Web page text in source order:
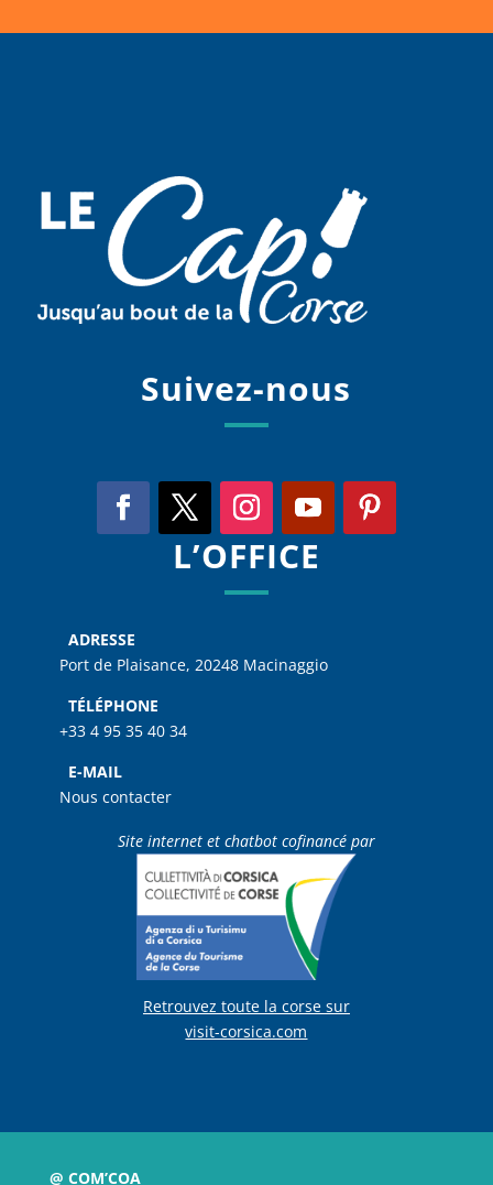
Suivez-nous
L’OFFICE
ADRESSE
Port de Plaisance, 20248 Macinaggio
TÉLÉPHONE
+33 4 95 35 40 34
E-MAIL
Nous contacter
Site internet et chatbot cofinancé par
Retrouvez toute la corse sur
visit-corsica.com
@ COM’COA